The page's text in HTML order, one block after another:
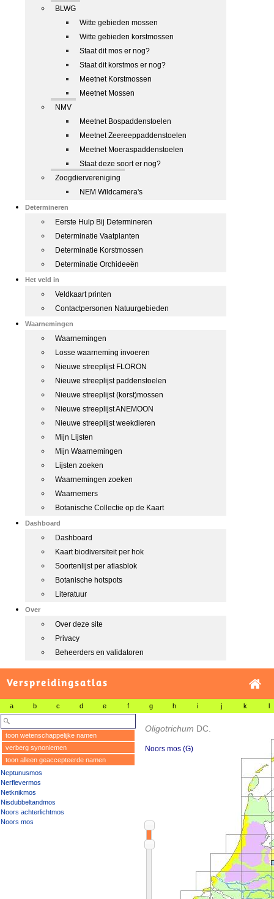
BLWG
Witte gebieden mossen
Witte gebieden korstmossen
Staat dit mos er nog?
Staat dit korstmos er nog?
Meetnet Korstmossen
Meetnet Mossen
NMV
Meetnet Bospaddenstoelen
Meetnet Zeereeppaddenstoelen
Meetnet Moeraspaddenstoelen
Staat deze soort er nog?
Zoogdiervereniging
NEM Wildcamera's
Determineren
Eerste Hulp Bij Determineren
Determinatie Vaatplanten
Determinatie Korstmossen
Determinatie Orchideeën
Het veld in
Veldkaart printen
Contactpersonen Natuurgebieden
Waarnemingen
Waarnemingen
Losse waarneming invoeren
Nieuwe streeplijst FLORON
Nieuwe streeplijst paddenstoelen
Nieuwe streeplijst (korst)mossen
Nieuwe streeplijst ANEMOON
Nieuwe streeplijst weekdieren
Mijn Lijsten
Mijn Waarnemingen
Lijsten zoeken
Waarnemingen zoeken
Waarnemers
Botanische Collectie op de Kaart
Dashboard
Dashboard
Kaart biodiversiteit per hok
Soortenlijst per atlasblok
Botanische hotspots
Literatuur
Over
Over deze site
Privacy
Beheerders en validatoren
Verspreidingsatlas
a b c d e f g h i j k l
toon wetenschappelijke namen
verberg synoniemen
toon alleen geaccepteerde namen
Neptunusmos
Nerflevermos
Netknikmos
Nisdubbeltandmos
Noors achterlichtmos
Noors mos
Oligotrichum DC.
Noors mos (G)